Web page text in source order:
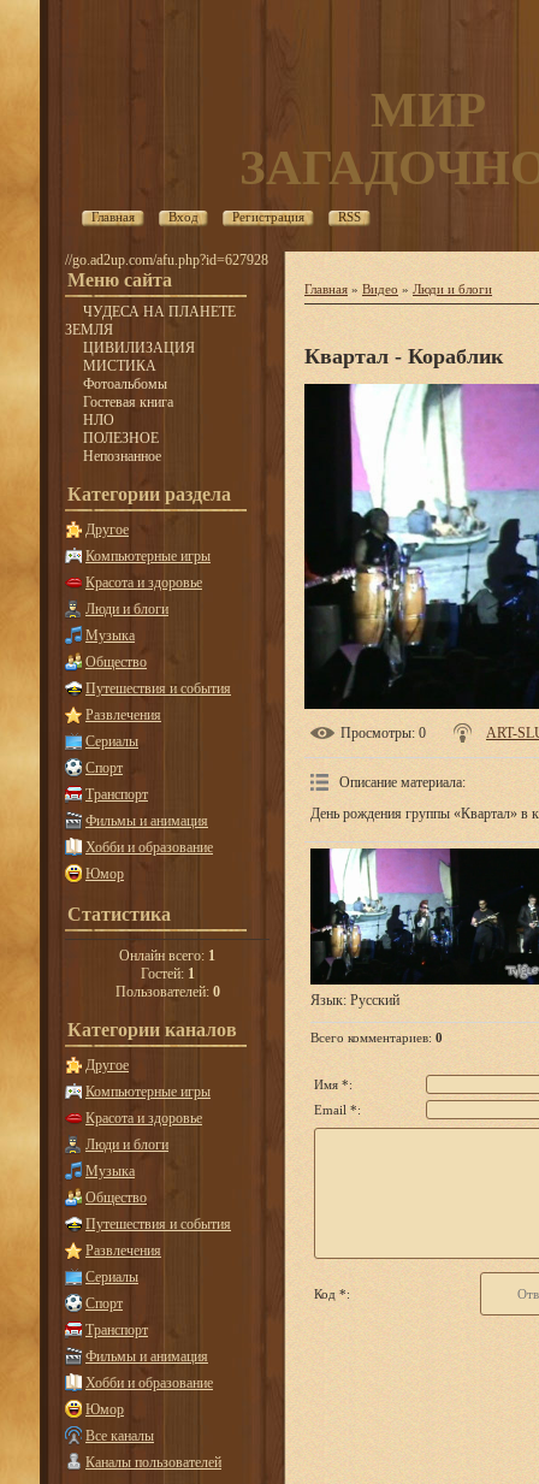
МИР
Главная Вход Регистрация RSS
//go.ad2up.com/afu.php?id=627928
Меню сайта
ЧУДЕСА НА ПЛАНЕТЕ
ЗЕМЛЯ
ЦИВИЛИЗАЦИЯ
МИСТИКА
Фотоальбомы
Гостевая книга
НЛО
ПОЛЕЗНОЕ
Непознанное
Категории раздела
Другое
Компьютерные игры
Красота и здоровье
Люди и блоги
Музыка
Общество
Путешествия и события
Развлечения
Сериалы
Спорт
Транспорт
Фильмы и анимация
Хобби и образование
Юмор
Статистика
Онлайн всего: 1
Гостей: 1
Пользователей: 0
Категории каналов
Другое
Компьютерные игры
Красота и здоровье
Люди и блоги
Музыка
Общество
Путешествия и события
Развлечения
Сериалы
Спорт
Транспорт
Фильмы и анимация
Хобби и образование
Юмор
Все каналы
Каналы пользователей
Главная » Видео » Люди и блоги
Квартал - Кораблик
Просмотры: 0 ART-
Описание материала:
День рождения группы «Квартал» в
Язык: Русский
Всего комментариев: 0
Имя *:
Email *:
Код *: